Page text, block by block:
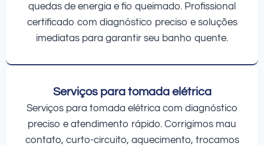
quedas de energia e fio queimado. Profissional
certificado com diagnóstico preciso e soluções
imediatas para garantir seu banho quente.
Serviços para tomada elétrica
Serviços para tomada elétrica com diagnóstico
preciso e atendimento rápido. Corrigimos mau
contato, curto-circuito, aquecimento, trocamos